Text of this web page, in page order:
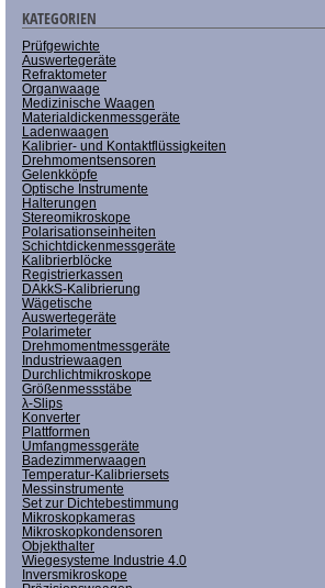
KATEGORIEN
Prüfgewichte
Auswertegeräte
Refraktometer
Organwaage
Medizinische Waagen
Materialdickenmessgeräte
Ladenwaagen
Kalibrier- und Kontaktflüssigkeiten
Drehmomentsensoren
Gelenkköpfe
Optische Instrumente
Halterungen
Stereomikroskope
Polarisationseinheiten
Schichtdickenmessgeräte
Kalibrierblöcke
Registrierkassen
DAkkS-Kalibrierung
Wägetische
Auswertegeräte
Polarimeter
Drehmomentmessgeräte
Industriewaagen
Durchlichtmikroskope
Größenmessstäbe
λ-Slips
Konverter
Plattformen
Umfangmessgeräte
Badezimmerwaagen
Temperatur-Kalibriersets
Messinstrumente
Set zur Dichtebestimmung
Mikroskopkameras
Mikroskopkondensoren
Objekthalter
Wiegesysteme Industrie 4.0
Inversmikroskope